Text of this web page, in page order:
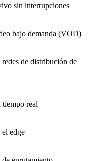
sin interrupciones
bajo demanda (VOD)
de distribución de
real
el edge